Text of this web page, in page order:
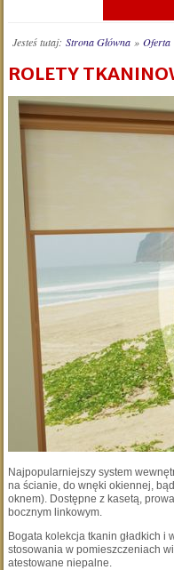
Jesteś tutaj:Strona Główna »Oferta
ROLETY
Najpopularniejszy system
na ścianie, do wnęki okiennej,
oknem). Dostępne z kasetą,
bocznym linkowym.
Bogata kolekcja tkanin gładkich i
stosowania w pomieszczeniach
atestowane niepalne.